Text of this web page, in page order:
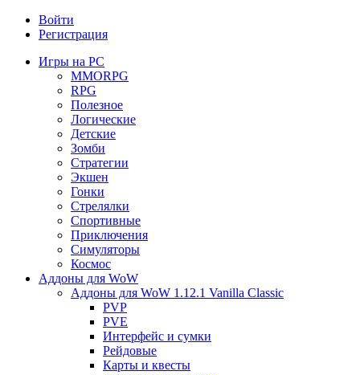
Войти
Регистрация
Игры на PC
MMORPG
RPG
Полезное
Логические
Детские
Зомби
Стратегии
Экшен
Гонки
Стрелялки
Спортивные
Приключения
Симуляторы
Космос
Аддоны для WoW
Аддоны для WoW 1.12.1 Vanilla Classic
PVP
PVE
Интерфейс и сумки
Рейдовые
Карты и квесты